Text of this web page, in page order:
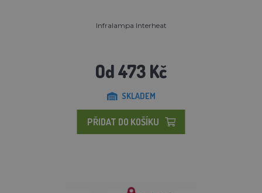
Infralampa Interheat
Od 473 Kč
SKLADEM
PŘIDAT DO KOŠÍKU